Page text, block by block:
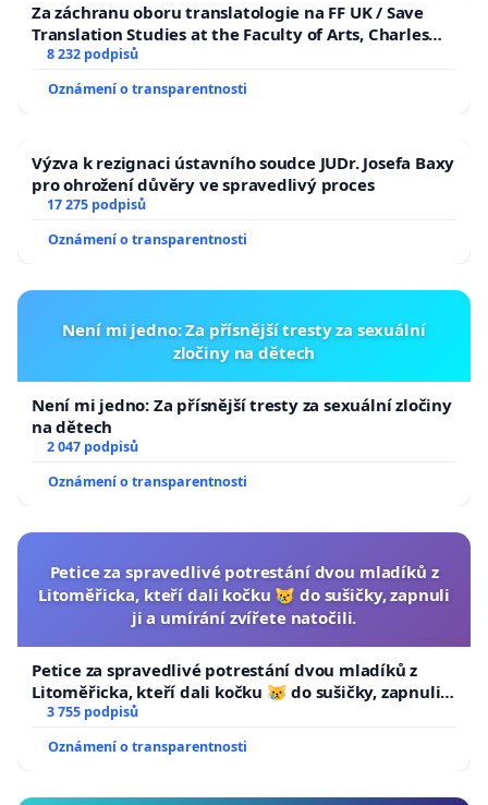
Za záchranu oboru translatologie na FF UK / Save
Translation Studies at the Faculty of Arts, Charles
University
8 232 podpisů
Oznámení o transparentnosti
Výzva k rezignaci ústavního soudce JUDr. Josefa Baxy
pro ohrožení důvěry ve spravedlivý proces
17 275 podpisů
Oznámení o transparentnosti
Není mi jedno: Za přísnější tresty za sexuální
zločiny na dětech
Není mi jedno: Za přísnější tresty za sexuální zločiny
na dětech
2 047 podpisů
Oznámení o transparentnosti
Petice za spravedlivé potrestání dvou mladíků z
Litoměřicka, kteří dali kočku 😿 do sušičky, zapnuli
ji a umírání zvířete natočili.
Petice za spravedlivé potrestání dvou mladíků z
Litoměřicka, kteří dali kočku 😿 do sušičky, zapnuli ji
a umírání zvířete natočili.
3 755 podpisů
Oznámení o transparentnosti